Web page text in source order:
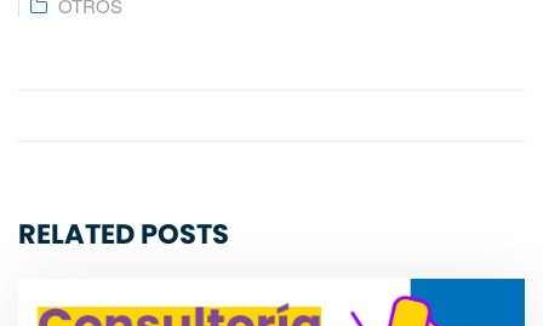
OTROS
RELATED POSTS